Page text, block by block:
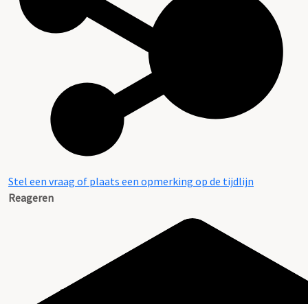
Stel een vraag of plaats een opmerking op de tijdlijn
Reageren